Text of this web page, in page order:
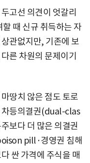
고선 의견이 엇갈리
때 신규 취득하는 자
관없지만, 기존에 보
른 차원의 문제이기
땅치 않은 점도 토로
차등의결권(dual-clas
보다 더 많은 의결권
pill·경영권 침해
싼 가격에 주식을 매